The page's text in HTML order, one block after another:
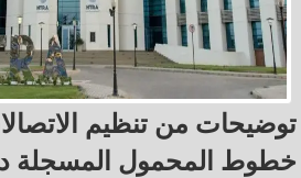
توضيحات من تنظيم
خطوط المحمول المسجلة